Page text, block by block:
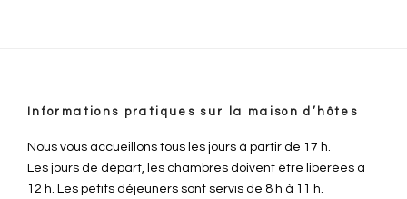
Informations pratiques sur la maison d’hôtes
Nous vous accueillons tous les jours à partir de 17 h.
Les jours de départ, les chambres doivent être libérées à
12 h. Les petits déjeuners sont servis de 8 h à 11 h.